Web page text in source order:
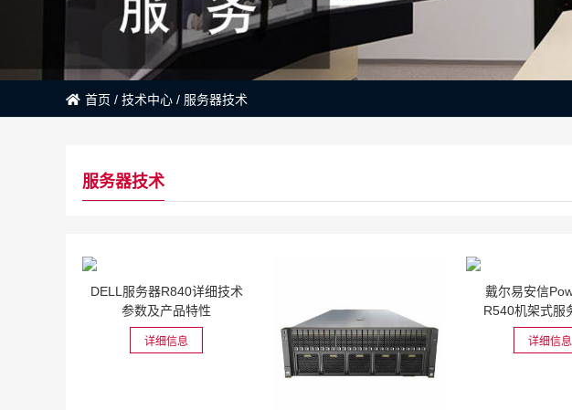
首页 / 技术中心 / 服务器技术
服务器技术
DELL服务器R840详细技术
参数及产品特性
详细信息
戴尔易安信
R540机架式服
详细信息